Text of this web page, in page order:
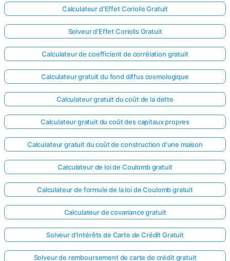
Calculateur d'Effet Coriolis Gratuit
Solveur d'Effet Coriolis Gratuit
Calculateur de coefficient de corrélation gratuit
Calculateur gratuit du fond diffus cosmologique
Calculateur gratuit du coût de la dette
Calculateur gratuit du coût des capitaux propres
Calculateur gratuit du coût de construction d'une maison
Calculateur de loi de Coulomb gratuit
Calculateur de formule de la loi de Coulomb gratuit
Calculateur de covariance gratuit
Solveur d'Intérêts de Carte de Crédit Gratuit
Solveur de remboursement de carte de crédit gratuit